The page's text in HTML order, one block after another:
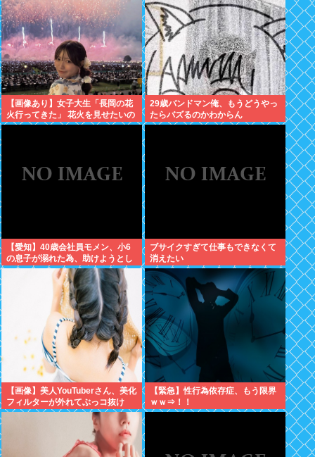
【画像あり】女子大生「長岡の花
火行ってきた」 花火を見せたいの
か自分を見せたいのかどっちだ
29歳バンドマン俺、もうどうやっ
たらバズるのかわからん
【愛知】40歳会社員モメン、小6
の息子が溺れた為、助けようとし
て溺れる なお息子は妻が救出
ブサイクすぎて仕事もできなくて
消えたい
【画像】美人YouTuberさん、美化
フィルターが外れてぶっコ抜け
www
【緊急】性行為依存症、もう限界
ｗｗ⇒！！